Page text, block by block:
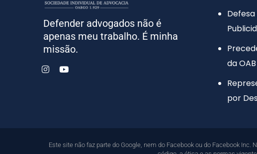
Defender advogados não é
apenas meu trabalho. É minha
missão.
Éticos
da
por
Este site não faz parte do Google, nem do Facebook ou do Facebook